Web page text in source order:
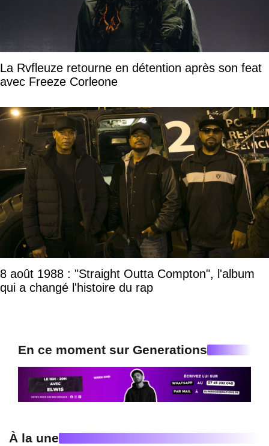
La Rvfleuze retourne en détention après son feat
avec Freeze Corleone
8 août 1988 : "Straight Outta Compton", l'album
qui a changé l'histoire du rap
En ce moment sur Generations
À la une